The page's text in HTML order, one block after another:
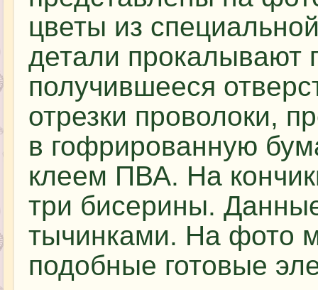
цветы из
детали
получившееся
отрезки проволоки,
в гофрированную
клеем ПВА. На
три бисерины.
тычинками. На фото
подобные готовые